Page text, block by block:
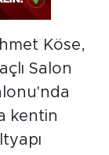
Köse,
Salon
kentin